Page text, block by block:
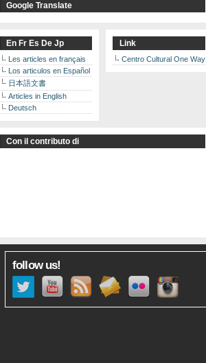
Google Translate
En Fr Es De Jp
Les articles en français
Los articulos en Español
日本語文書
Articles in English
Deutsch
Link
Centro Cultural One Way
Con il contributo di
follow us!